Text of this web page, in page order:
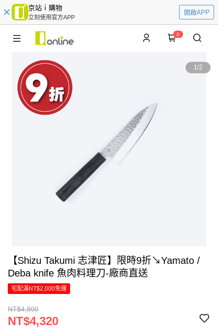
京站ｉ購物
立刻使用官方APP
開啟APP
0
1/2
【Shizu Takumi 志津匠】限時9折↘Yamato /
Deba knife 魚肉料理刀-廠商直送
宅配滿NT$2,000免運
NT$4,800
NT$4,320